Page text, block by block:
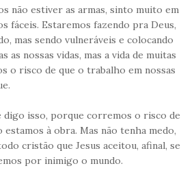
não estiver as armas, sinto muito em
fáceis. Estaremos fazendo pra Deus,
mas sendo vulneráveis e colocando
as nossas vidas, mas a vida de muitas
o risco de que o trabalho em nossas
digo isso, porque corremos o risco de
à obra. Mas não tenha medo,
cristão que Jesus aceitou, afinal, se
por inimigo o mundo.